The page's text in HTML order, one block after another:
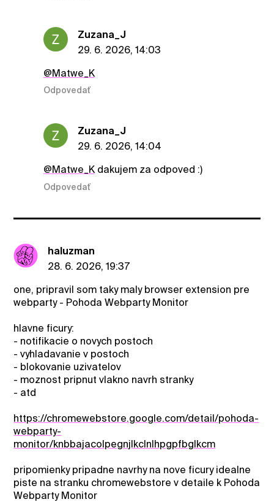
Zuzana_J
29. 6. 2026, 14:03
@Matwe_K
Odpovedať
Zuzana_J
29. 6. 2026, 14:04
@Matwe_Kdakujem za odpoved :)
Odpovedať
haluzman
28. 6. 2026, 19:37
one, pripravil som taky maly browser extension pre
webparty - Pohoda Webparty Monitor
hlavne ficury:
- notifikacie o novych postoch
- vyhladavanie v postoch
- blokovanie uzivatelov
- moznost pripnut vlakno navrh stranky
- atd
https://chromewebstore.google.com/detail/pohoda-
webparty-
monitor/knbbajacolpegnjlkclnlhpgpfbglkcm
pripomienky pripadne navrhy na nove ficury idealne
piste na stranku chromewebstore v detaile k Pohoda
Webparty Monitor